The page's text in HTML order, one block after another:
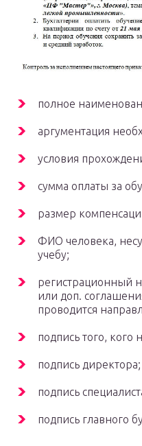
полное
аргументация
условия
сумма оплаты за
размер
ФИО человека,
учебу;
регистрационный
или доп.
проводится
подпись того, кого
подпись директора;
подпись
подпись главного